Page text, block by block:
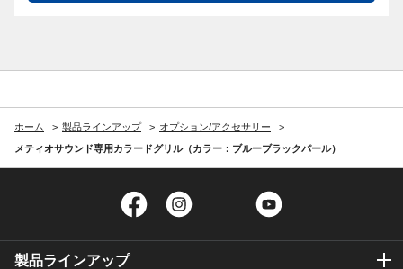
ホーム 製品ラインアップ
オプション/アクセサリー
メティオサウンド専用カラードグリル（カラー：ブルーブラックパール）
Facebook Twitter
製品ラインアップ